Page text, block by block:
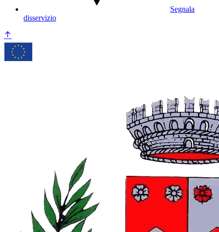
Segnala
disservizio